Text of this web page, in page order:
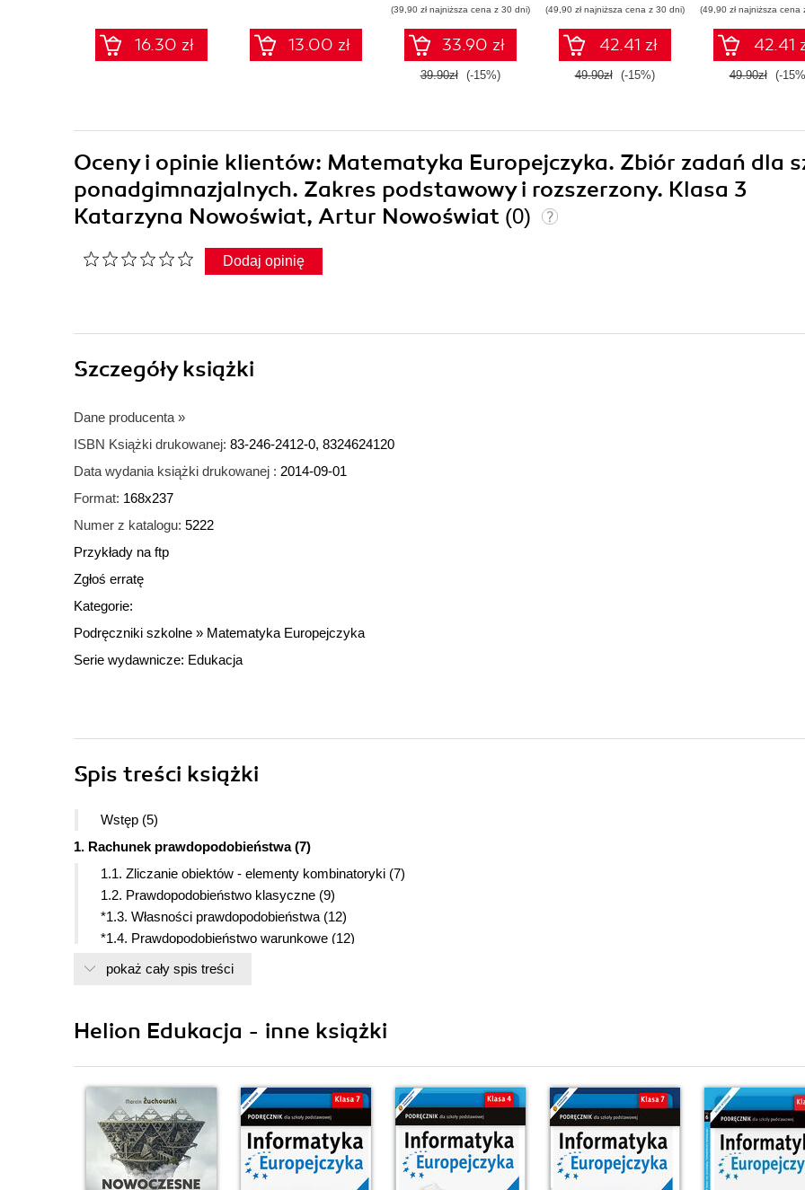
16.30 zł 13.00 zł
(39,90 zł najniższa cena z 30 dni)
33.90 zł
39.90zł (-15%)
zawodu technik
ekonomista
(49,90 zł najniższa cena z 30 dni)
42.41 zł
49.90zł (-15%)
zawodu
ekonomista
(49,90 zł najniższa cena
42.41
49.90zł (-
Oceny i opinie klientów: Matematyka Europejczyka. Zbiór zadań dla
ponadgimnazjalnych. Zakres podstawowy i rozszerzony. Klasa 3
Katarzyna Nowoświat, Artur Nowoświat (0)
Dodaj opinię
Szczegółyksiążki
Dane producenta »
ISBN Książki drukowanej: 83-246-2412-0, 8324624120
Data wydania książki drukowanej : 2014-09-01
Format: 168x237
Numer z katalogu: 5222
Przykłady na ftp
Zgłoś erratę
Kategorie:
Podręczniki szkolne » Matematyka Europejczyka
Serie wydawnicze: Edukacja
Spis treści książki
Wstęp (5)
1. Rachunek prawdopodobieństwa (7)
1.1. Zliczanie obiektów - elementy kombinatoryki (7)
1.2. Prawdopodobieństwo klasyczne (9)
*1.3. Własności prawdopodobieństwa (12)
*1.4. Prawdopodobieństwo warunkowe (12)
*1.5. Prawdopodobieństwo całkowite (13)
Zadania testowe (15)
2.1. Empiryczny rozkład cechy (19)
Zadania testowe (26)
3. Stereometria (29)
3.1. Proste i płaszczyzny w przestrzeni (29)
3.2. Pola powierzchni i objętości graniastosłupów i ostrosłupów (30)
pokaż cały spis treści
Helion Edukacja - inne książki